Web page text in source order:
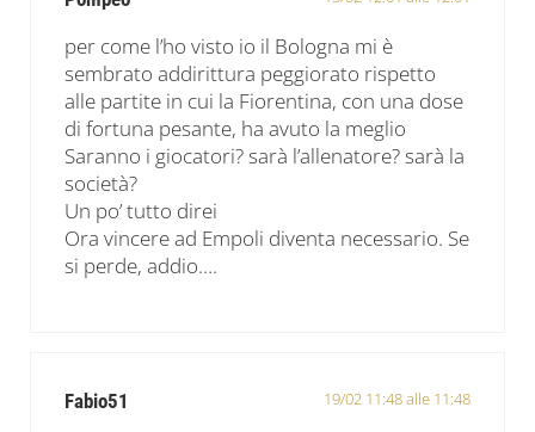
per come l’ho visto io il Bologna mi è
sembrato addirittura peggiorato rispetto
alle partite in cui la Fiorentina, con una dose
di fortuna pesante, ha avuto la meglio
Saranno i giocatori? sarà l’allenatore? sarà la
società?
Un po’ tutto direi
Ora vincere ad Empoli diventa necessario. Se
si perde, addio….
Fabio51 19/02 11:48 alle 11:48